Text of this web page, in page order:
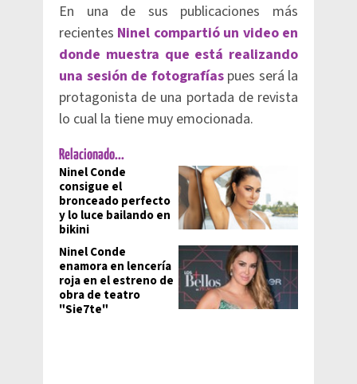
En una de sus publicaciones más
recientes Ninel compartió un video en
donde muestra que está realizando
una sesión de fotografías pues será la
protagonista de una portada de revista
lo cual la tiene muy emocionada.
Relacionado...
Ninel Conde
consigue el
bronceado perfecto
y lo luce bailando en
bikini
Ninel Conde
enamora en lencería
roja en el estreno de
obra de teatro
"Sie7te"